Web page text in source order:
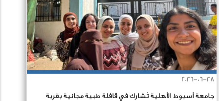
2026-06-28
جامعة أسيوط الأهلية تُشارك في قافلة طبية مجانية بقرية